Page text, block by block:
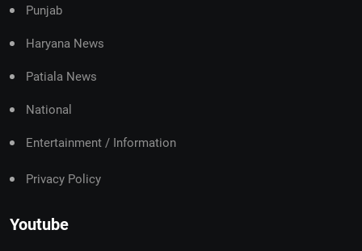
Punjab
Haryana News
Patiala News
National
Entertainment / Information
Privacy Policy
Youtube